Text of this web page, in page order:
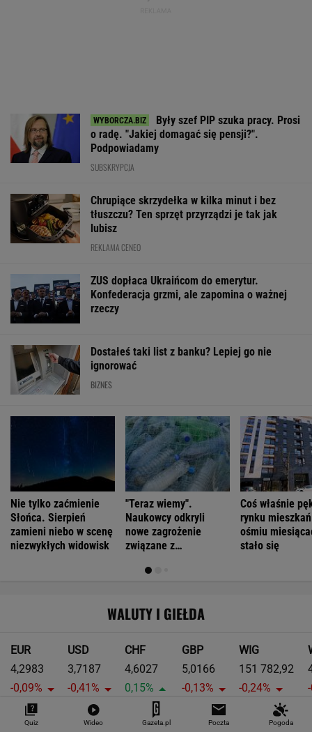
Były szef PIP szuka pracy. Prosi
o radę. "Jakiej domagać się pensji?".
Podpowiadamy
SUBSKRYPCJA
Chrupiące skrzydełka w kilka minut i bez
tłuszczu? Ten sprzęt przyrządzi je tak jak
lubisz
REKLAMA CENEO
ZUS dopłaca Ukraińcom do emerytur.
Konfederacja grzmi, ale zapomina o ważnej
rzeczy
Dostałeś taki list z banku? Lepiej go nie
ignorować
BIZNES
Nie tylko zaćmienie
Słońca. Sierpień
zamieni niebo w scenę
niezwykłych widowisk
"Teraz wiemy".
Naukowcy odkryli
nowe zagrożenie
związane z
Coś właśnie
rynku
ośmiu
stało się
WALUTY I GIEŁDA
EUR
4,2983
-0,09%
USD
3,7187
-0,41%
CHF
4,6027
0,15%
GBP
5,0166
-0,13%
WIG
151 782,92
-0,24%
SPRAWDŹ NOTOWANIA
Quiz Wideo Gazeta.pl Poczta Pogoda